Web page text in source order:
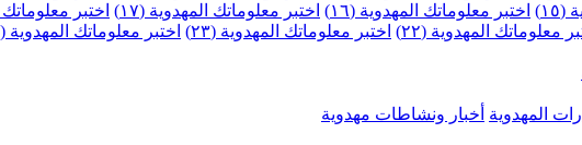
اختبر معلوماتك المهدوية (١٦) اختبر معلوماتك المهدوية (١٧) اختبر معلوماتك
معلوماتك المهدوية (٢٢) اختبر معلوماتك المهدوية (٢٣)
اختبر معلوماتك المهدوية (٢٤)
المهدوية أخبار ونشاطات مهدوية